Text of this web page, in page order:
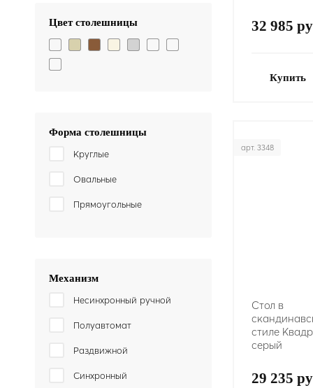
Цвет столешницы
Форма столешницы
Круглые
Овальные
Прямоугольные
Механизм
Несинхронный ручной
Полуавтомат
Раздвижной
Синхронный
32 985
Купить
арт. 3348
Стол в
стиле
серый
29 235